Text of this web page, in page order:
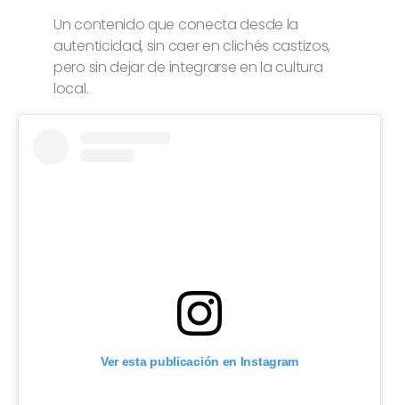
Un contenido que conecta desde la
autenticidad, sin caer en clichés castizos,
pero sin dejar de integrarse en la cultura
local.
Ver esta publicación en Instagram